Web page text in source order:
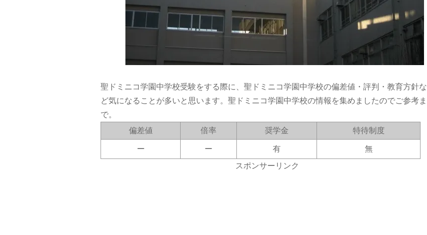
聖ドミニコ学園中学校受験をする際に、聖ドミニコ学園中学校の偏差値・評判・教育方針な
ど気になることが多いと思います。聖ドミニコ学園中学校の情報を集めましたのでご参考ま
で。
偏差値
倍率 奨学金 特待制度
ー ー 有
無
スポンサーリンク